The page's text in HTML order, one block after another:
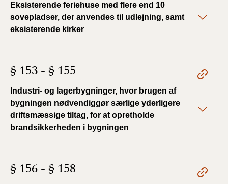
Eksisterende feriehuse med flere end 10
sovepladser, der anvendes til udlejning, samt
eksisterende kirker
§ 153 - § 155
Industri- og lagerbygninger, hvor brugen af
bygningen nødvendiggør særlige yderligere
driftsmæssige tiltag, for at opretholde
brandsikkerheden i bygningen
§ 156 - § 158